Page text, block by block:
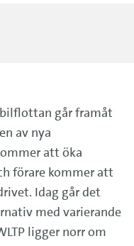
går framåt
av nya
att öka
förare kommer att
Idag går det
med varierande
ligger norr om